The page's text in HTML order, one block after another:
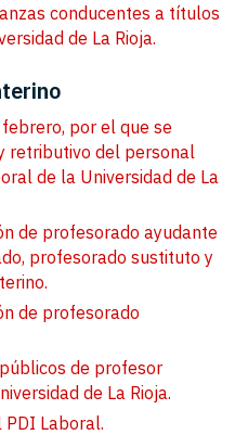
conducentes a títulos
de La Rioja.
por el que se
retributivo del personal
de la Universidad de La
de profesorado ayudante
profesorado sustituto y
de profesorado
de profesor
de La Rioja.
PDI Laboral.